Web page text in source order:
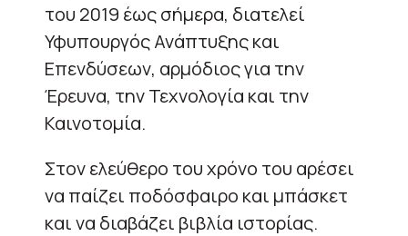
του 2019 έως σήμερα, διατελεί
Υφυπουργός Ανάπτυξης και
Επενδύσεων, αρμόδιος για την
Έρευνα, την Τεχνολογία και την
Καινοτομία.
Στον ελεύθερο του χρόνο του αρέσει
να παίζει ποδόσφαιρο και μπάσκετ
και να διαβάζει βιβλία ιστορίας.